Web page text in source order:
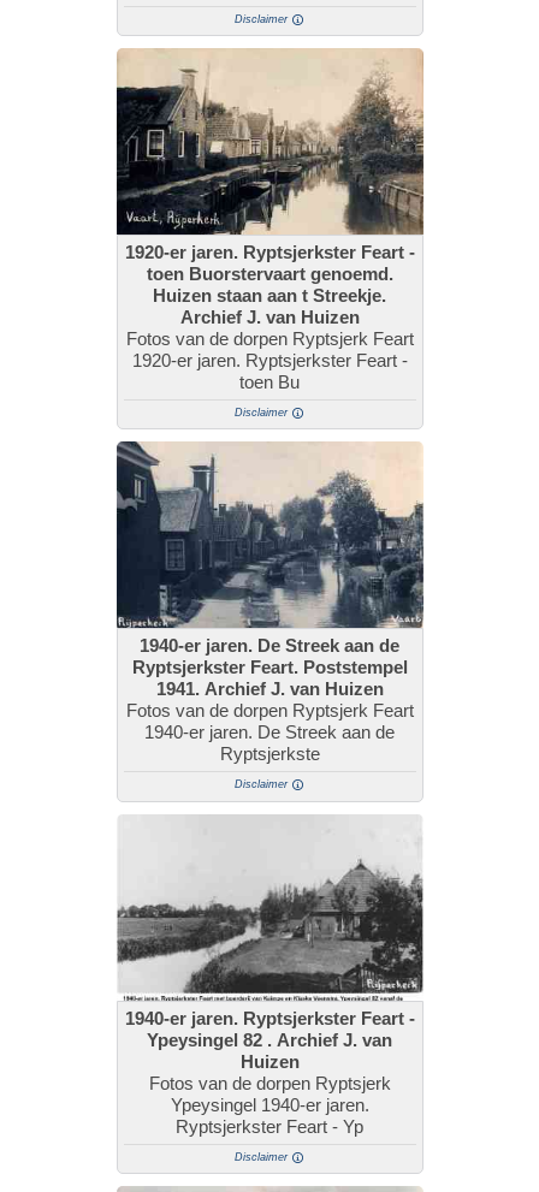
Disclaimer
1920-er jaren. Ryptsjerkster Feart -
toen Buorstervaart genoemd.
Huizen staan aan t Streekje.
Archief J. van Huizen
Fotos van de dorpen Ryptsjerk Feart
1920-er jaren. Ryptsjerkster Feart -
toen Bu
Disclaimer
1940-er jaren. De Streek aan de
Ryptsjerkster Feart. Poststempel
1941. Archief J. van Huizen
Fotos van de dorpen Ryptsjerk Feart
1940-er jaren. De Streek aan de
Ryptsjerkste
Disclaimer
1940-er jaren. Ryptsjerkster Feart -
Ypeysingel 82 . Archief J. van
Huizen
Fotos van de dorpen Ryptsjerk
Ypeysingel 1940-er jaren.
Ryptsjerkster Feart - Yp
Disclaimer